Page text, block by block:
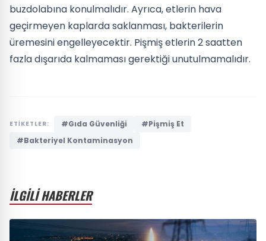
buzdolabına konulmalıdır. Ayrıca, etlerin hava
geçirmeyen kaplarda saklanması, bakterilerin
üremesini engelleyecektir. Pişmiş etlerin 2 saatten
fazla dışarıda kalmaması gerektiği unutulmamalıdır.
ETİKETLER: #Gıda Güvenliği
#Pişmiş Et
#Bakteriyel Kontaminasyon
İLGİLİ HABERLER